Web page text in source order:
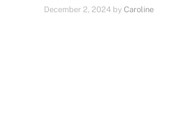
December 2, 2024 by Caroline